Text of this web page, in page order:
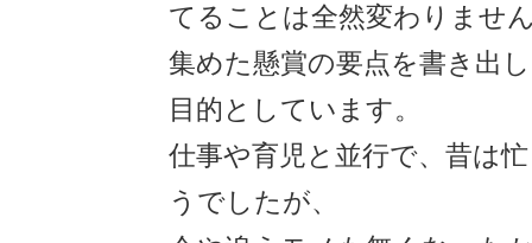
てることは全然変わりませ
集めた懸賞の要点を書き出
目的としています。
仕事や育児と並行で、昔は
うでしたが、